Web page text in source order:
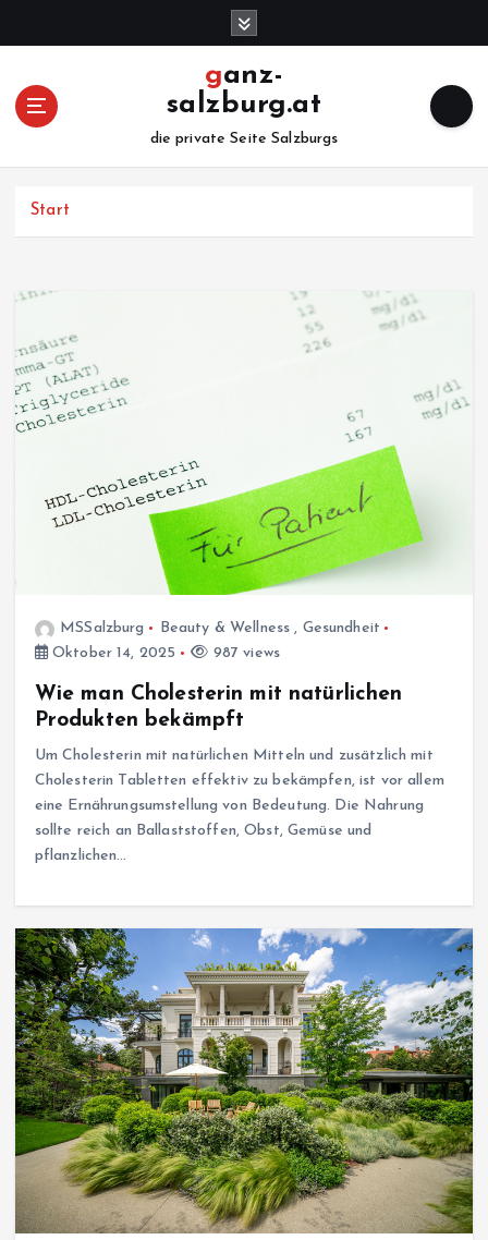
ganz-
salzburg.at
die private Seite Salzburgs
Start
MSSalzburg Beauty & Wellness , Gesundheit
Oktober 14, 2025
987 views
Wie man Cholesterin mit natürlichen
Produkten bekämpft
Um Cholesterin mit natürlichen Mitteln und zusätzlich mit
Cholesterin Tabletten effektiv zu bekämpfen, ist vor allem
eine Ernährungsumstellung von Bedeutung. Die Nahrung
sollte reich an Ballaststoffen, Obst, Gemüse und
pflanzlichen…